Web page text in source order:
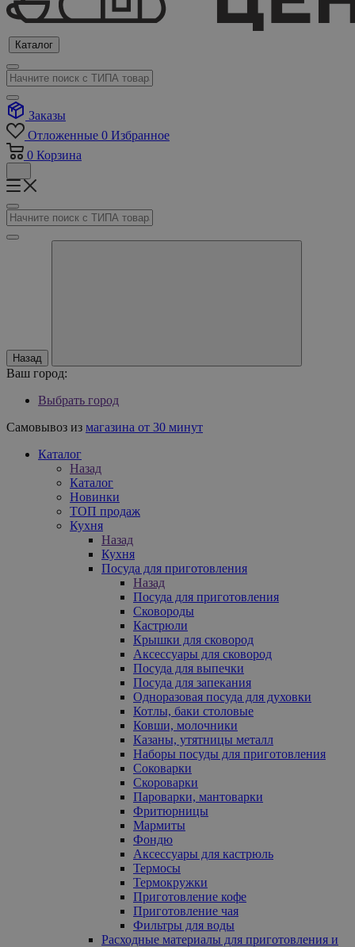
Каталог
Заказы
Отложенные 0 Избранное
0 Корзина
Назад
Ваш город:
Выбрать город
Самовывоз из магазина от 30 минут
Каталог
Назад
Каталог
Новинки
ТОП продаж
Кухня
Назад
Кухня
Посуда для приготовления
Назад
Посуда для приготовления
Сковороды
Кастрюли
Крышки для сковород
Аксессуары для сковород
Посуда для выпечки
Посуда для запекания
Одноразовая посуда для духовки
Котлы, баки столовые
Ковши, молочники
Казаны, утятницы металл
Наборы посуды для приготовления
Соковарки
Скороварки
Пароварки, мантоварки
Фритюрницы
Мармиты
Фондю
Аксессуары для кастрюль
Термосы
Термокружки
Приготовление кофе
Приготовление чая
Фильтры для воды
Расходные материалы для приготовления и